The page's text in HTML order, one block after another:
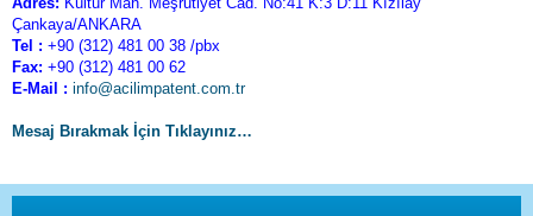
Çankaya/ANKARA
Tel : +90 (312) 481 00 38 /pbx
Fax: +90 (312) 481 00 62
E-Mail : info@acilimpatent.com.tr
Mesaj Bırakmak İçin Tıklayınız…